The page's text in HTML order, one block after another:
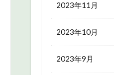
2023年11月
2023年10月
2023年9月